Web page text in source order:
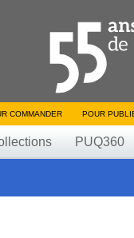
COMMANDER POUR
PUQ360